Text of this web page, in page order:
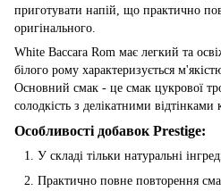
приготувати напій, що практично
оригінального.
White Baccara Rom має легкий та
білого рому характеризується
Основний смак - це смак цукрової
солодкість з делікатними
Особливості добавок Prestige:
У складі тільки натуральні
Практично повне повторення